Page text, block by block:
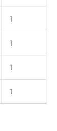
1
1
1
1